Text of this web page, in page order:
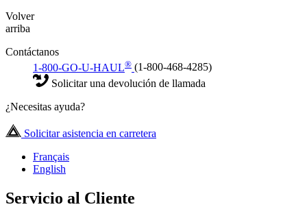
Volver
arriba
Contáctanos
1-800-GO-U-HAUL® (1-800-468-4285)
Solicitar una devolución de llamada
¿Necesitas ayuda?
Solicitar asistencia en carretera
Français
English
Servicio al Cliente